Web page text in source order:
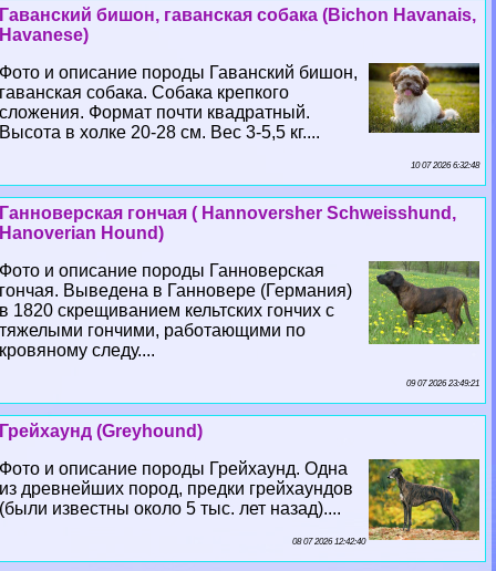
Гаванский бишон, гаванская собака (Bichon Havanais,
Havanese)
Фото и описание породы Гаванский бишон,
гаванская собака. Собака крепкого
сложения. Формат почти квадратный.
Высота в холке 20-28 см. Вес 3-5,5 кг....
10 07 2026 6:32:48
Ганноверская гончая ( Hannoversher Schweisshund,
Hanoverian Hound)
Фото и описание породы Ганноверская
гончая. Выведена в Ганновере (Германия)
в 1820 скрещиванием кельтских гончих с
тяжелыми гончими, работающими по
кровяному следу....
09 07 2026 23:49:21
Грейхаунд (Greyhound)
Фото и описание породы Грейхаунд. Одна
из древнейших пород, предки грейхаундов
(были известны около 5 тыс. лет назад)....
08 07 2026 12:42:40